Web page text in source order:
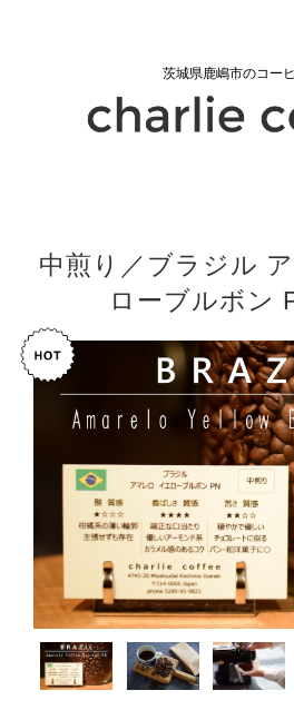
茨城県鹿嶋市のコー
中煎り／ブラジル
ローブルボン